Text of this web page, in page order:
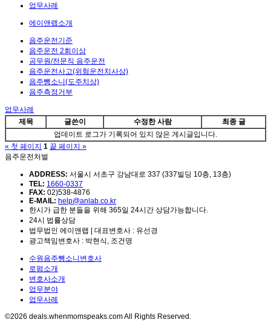
업무사례
에이앤랩소개
음주운전기준
음주운전 2회이상
공무원/전문직 음주운전
음주운전사고(위험운전치사상)
음주뺑소니(도주치상)
음주측정거부
업무사례
제목
글쓴이 수정한 사람
최종 글
업데이트 로그가 기록되어 있지 않은 게시글입니다.
« 첫 페이지 1 끝 페이지 »
음주운전처벌
ADDRESS: 서울시 서초구 강남대로 337 (337빌딩 10층, 13층)
TEL: 1660-0337
FAX: 02)538-4876
E-MAIL: help@anlab.co.kr
한시가 급한 분들을 위해 365일 24시간 상담가능합니다.
24시 법률상담
법무법인 에이앤랩 | 대표변호사 : 유선경
광고책임변호사 : 박현식, 조건명
수원음주뺑소니변호사
로펌소개
변호사소개
업무분야
업무사례
©2026 deals.whenmomspeaks.com All Rights Reserved.